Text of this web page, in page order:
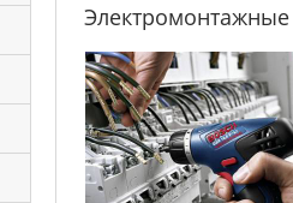
Электромонтажные